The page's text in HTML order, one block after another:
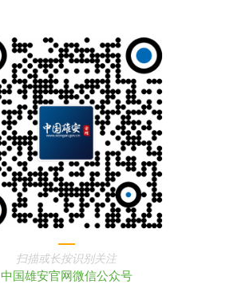
扫描或长按识别关注
中国雄安官网微信公众号